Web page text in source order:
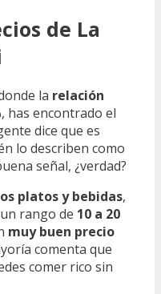
de La
la relación
has encontrado el
dice que es
lo describen como
señal, ¿verdad?
platos y bebidas,
rango de 10 a 20
muy buen precio
comenta que
comer rico sin